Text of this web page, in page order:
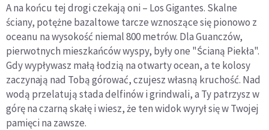
A na końcu tej drogi czekają oni – Los Gigantes. Skalne
ściany, potężne bazaltowe tarcze wznoszące się pionowo z
oceanu na wysokość niemal 800 metrów. Dla Guanczów,
pierwotnych mieszkańców wyspy, były one "Ścianą Piekła".
Gdy wypływasz małą łodzią na otwarty ocean, a te kolosy
zaczynają nad Tobą górować, czujesz własną kruchość. Nad
wodą przelatują stada delfinów i grindwali, a Ty patrzysz w
górę na czarną skałę i wiesz, że ten widok wyrył się w Twojej
pamięci na zawsze.